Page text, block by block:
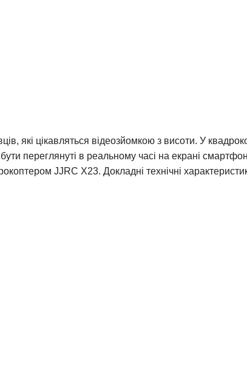
які цікавляться відеозйомкою з висоти. У
переглянуті в реальному часі на екрані
JJRC X23. Докладні технічні